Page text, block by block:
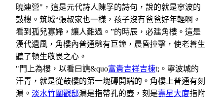
曉連營"，這是元代詩人陳孚的詩句，說的就是寧波的
鼓樓。筑城“張叔家也一樣，孩子沒有爸爸好年輕啊。
看到孤兒寡婦，讓人難過。”的時辰，必建角樓。這是
漢代遺風，角樓內普通懸有巨鐘，晨昏撞擊，使老蒼生
聽了頓生敬畏之心。
"門上為樓，以看曰譙&quo富貴吉祥吉棟t;。寧波城的
汗青，就是從鼓樓的第一塊磚開端的。角樓上普通有刻
漏。 淡水竹圍觀邸漏是指帶孔的壺，刻是壽星大廈指附